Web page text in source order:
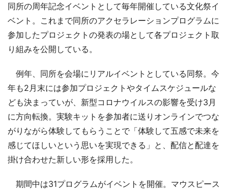
同所の周年記念イベントとして毎年開催している文化祭イ
ベント。これまで同所のアクセラレーションプログラムに
参加したプロジェクトの発表の場として各プロジェクト取
り組みを公開している。
例年、同所を会場にリアルイベントとしている同祭。今
年も2月末には参加プロジェクトやタイムスケジュールな
ども決まっていが、新型コロナウイルスの影響を受け3月
に方向転換。実験キットを参加者に送りオンラインでつな
がりながら体験してもらうことで「体験して五感で未来を
感じてほしいという思いを実現できる」と、配信と配達を
掛け合わせた新しい形を採用した。
期間中は31プログラムがイベントを開催。マウスピース